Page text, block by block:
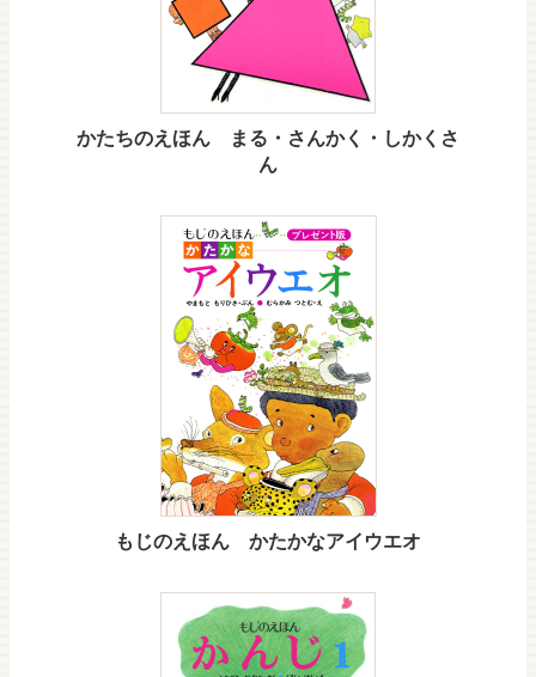
かたちのえほん まる・さんかく・しかくさ
ん
もじのえほん かたかなアイウエオ